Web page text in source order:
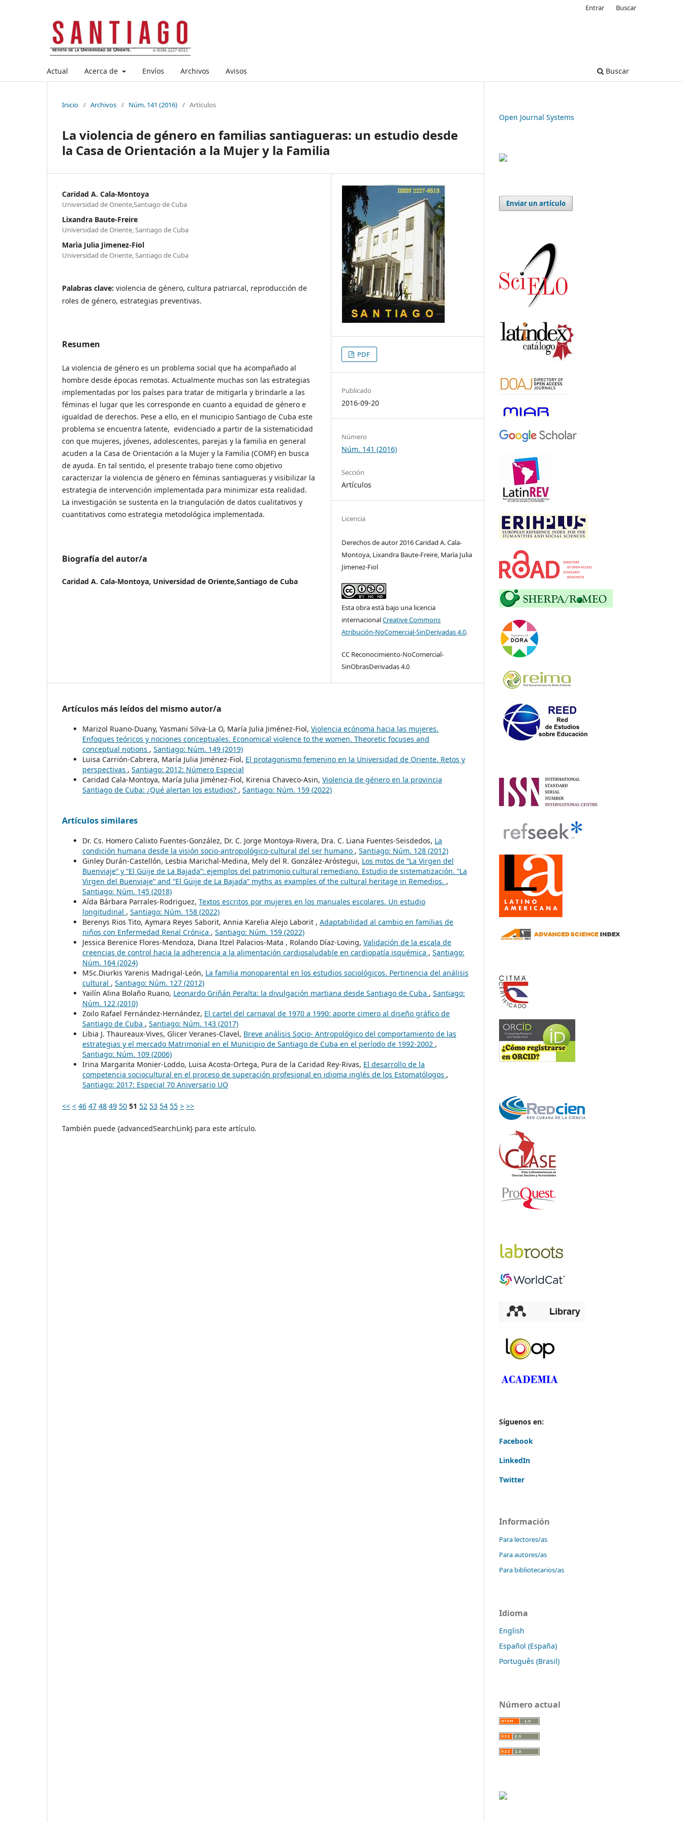
Actual Acerca de Envíos Archivos Avisos Buscar
Entrar Buscar
Inicio / Archivos / Núm. 141 (2016) / Artículos
La violencia de género en familias santiagueras: un estudio desde
la Casa de Orientación a la Mujer y la Familia
Caridad A. Cala-Montoya
Universidad de Oriente,Santiago de Cuba
Lixandra Baute-Freire
Universidad de Oriente, Santiago de Cuba
Marìa Julia Jimenez-Fiol
Universidad de Oriente, Santiago de Cuba
Palabras clave: violencia de género, cultura patriarcal, reproducción de
roles de género, estrategias preventivas.
Resumen
La violencia de género es un problema social que ha acompañado al
hombre desde épocas remotas. Actualmente muchas son las estrategias
implementadas por los países para tratar de mitigarla y brindarle a las
féminas el lugar que les corresponde en cuanto a equidad de género e
igualdad de derechos. Pese a ello, en el municipio Santiago de Cuba este
problema se encuentra latente, evidenciado a partir de la sistematicidad
con que mujeres, jóvenes, adolescentes, parejas y la familia en general
acuden a la Casa de Orientación a la Mujer y la Familia (COMF) en busca
de ayuda. En tal sentido, el presente trabajo tiene como objetivo
caracterizar la violencia de género en féminas santiagueras y visibilizar la
estrategia de intervención implementada para minimizar esta realidad.
La investigación se sustenta en la triangulación de datos cualitativos y
cuantitativos como estrategia metodológica implementada.
Biografía del autor/a
Caridad A. Cala-Montoya, Universidad de Oriente,Santiago de Cuba
PDF
Publicado
2016-09-20
Número
Núm. 141 (2016)
Sección
Artículos
Licencia
Derechos de autor 2016 Caridad A. Cala-
Montoya, Lixandra Baute-Freire, Marìa Julia
Jimenez-Fiol
Esta obra está bajo una licencia
internacionalCreative Commons
Atribución-NoComercial-SinDerivadas 4.0.
CC Reconocimiento-NoComercial-
SinObrasDerivadas 4.0
Artículos más leídos del mismo autor/a
Marizol Ruano-Duany, Yasmani Silva-La O, María Julia Jiménez-Fiol, Violencia ecónoma hacia las mujeres.
Enfoques teóricos y nociones conceptuales. Economical violence to the women. Theoretic focuses and
conceptual notions , Santiago: Núm. 149 (2019)
Luisa Carrión-Cabrera, María Julia Jiménez-Fiol, El protagonismo femenino en la Universidad de Oriente. Retos y
perspectivas , Santiago: 2012: Número Especial
Caridad Cala-Montoya, María Julia Jiménez-Fiol, Kirenia Chaveco-Asin, Violencia de género en la provincia
Santiago de Cuba: ¿Qué alertan los estudios? , Santiago: Núm. 159 (2022)
Artículos similares
Dr. Cs. Homero Calixto Fuentes-González, Dr. C. Jorge Montoya-Rivera, Dra. C. Liana Fuentes-Seisdedos, La
condición humana desde la visión socio-antropológico-cultural del ser humano , Santiago: Núm. 128 (2012)
Ginley Durán-Castellón, Lesbia Marichal-Medina, Mely del R. González-Aróstegui, Los mitos de “La Virgen del
Buenviaje” y “El Güije de La Bajada”: ejemplos del patrimonio cultural remediano. Estudio de sistematización. “La
Virgen del Buenviaje” and “El Güije de La Bajada” myths as examples of the cultural heritage in Remedios. ,
Santiago: Núm. 145 (2018)
Aída Bárbara Parrales-Rodriguez, Textos escritos por mujeres en los manuales escolares. Un estudio
longitudinal , Santiago: Núm. 158 (2022)
Berenys Rios Tito, Aymara Reyes Saborit, Annia Karelia Alejo Laborit , Adaptabilidad al cambio en familias de
niños con Enfermedad Renal Crónica , Santiago: Núm. 159 (2022)
Jessica Berenice Flores-Mendoza, Diana Itzel Palacios-Mata , Rolando Díaz-Loving, Validación de la escala de
creencias de control hacia la adherencia a la alimentación cardiosaludable en cardiopatía isquémica , Santiago:
Núm. 164 (2024)
MSc.Diurkis Yarenis Madrigal-León, La familia monoparental en los estudios sociológicos. Pertinencia del análisis
cultural , Santiago: Núm. 127 (2012)
Yailín Alina Bolaño Ruano, Leonardo Griñán Peralta: la divulgación martiana desde Santiago de Cuba , Santiago:
Núm. 122 (2010)
Zoilo Rafael Fernández-Hernández, El cartel del carnaval de 1970 a 1990: aporte cimero al diseño gráfico de
Santiago de Cuba , Santiago: Núm. 143 (2017)
Libia J. Thaureaux-Vives, Glicer Veranes-Clavel, Breve análisis Socio- Antropológico del comportamiento de las
estrategias y el mercado Matrimonial en el Municipio de Santiago de Cuba en el período de 1992-2002 ,
Santiago: Núm. 109 (2006)
Irina Margarita Monier-Loddo, Luisa Acosta-Ortega, Pura de la Caridad Rey-Rivas, El desarrollo de la
competencia sociocultural en el proceso de superación profesional en idioma inglés de los Estomatólogos ,
Santiago: 2017: Especial 70 Aniversario UO
<< < 46 47 48 49 50 51 52 53 54 55 > >>
También puede {advancedSearchLink} para este artículo.
Open Journal Systems
Enviar un artículo
Síguenos en:
Facebook
LinkedIn
Twitter
Información
Para lectores/as
Para autores/as
Para bibliotecarios/as
Idioma
English
Español (España)
Português (Brasil)
Número actual